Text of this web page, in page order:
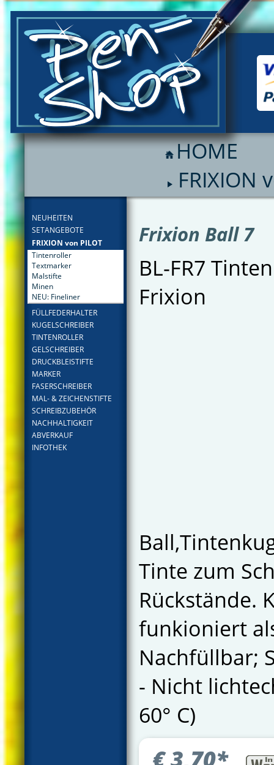
HOME
FRIXION
NEUHEITEN
SETANGEBOTE
FRIXION von PILOT
Tintenroller
Textmarker
Malstifte
Minen
NEU: Fineliner
FÜLLFEDERHALTER
KUGELSCHREIBER
TINTENROLLER
GELSCHREIBER
DRUCKBLEISTIFTE
MARKER
FASERSCHREIBER
MAL- & ZEICHENSTIFTE
SCHREIBZUBEHÖR
NACHHALTIGKEIT
ABVERKAUF
INFOTHEK
FILTER
Frixion Ball 7
BL-FR7
Frixion
Tinte zum
Rückstände.
funkioniert
Nachfüllbar;
- Nicht
60° C)
€3,70*